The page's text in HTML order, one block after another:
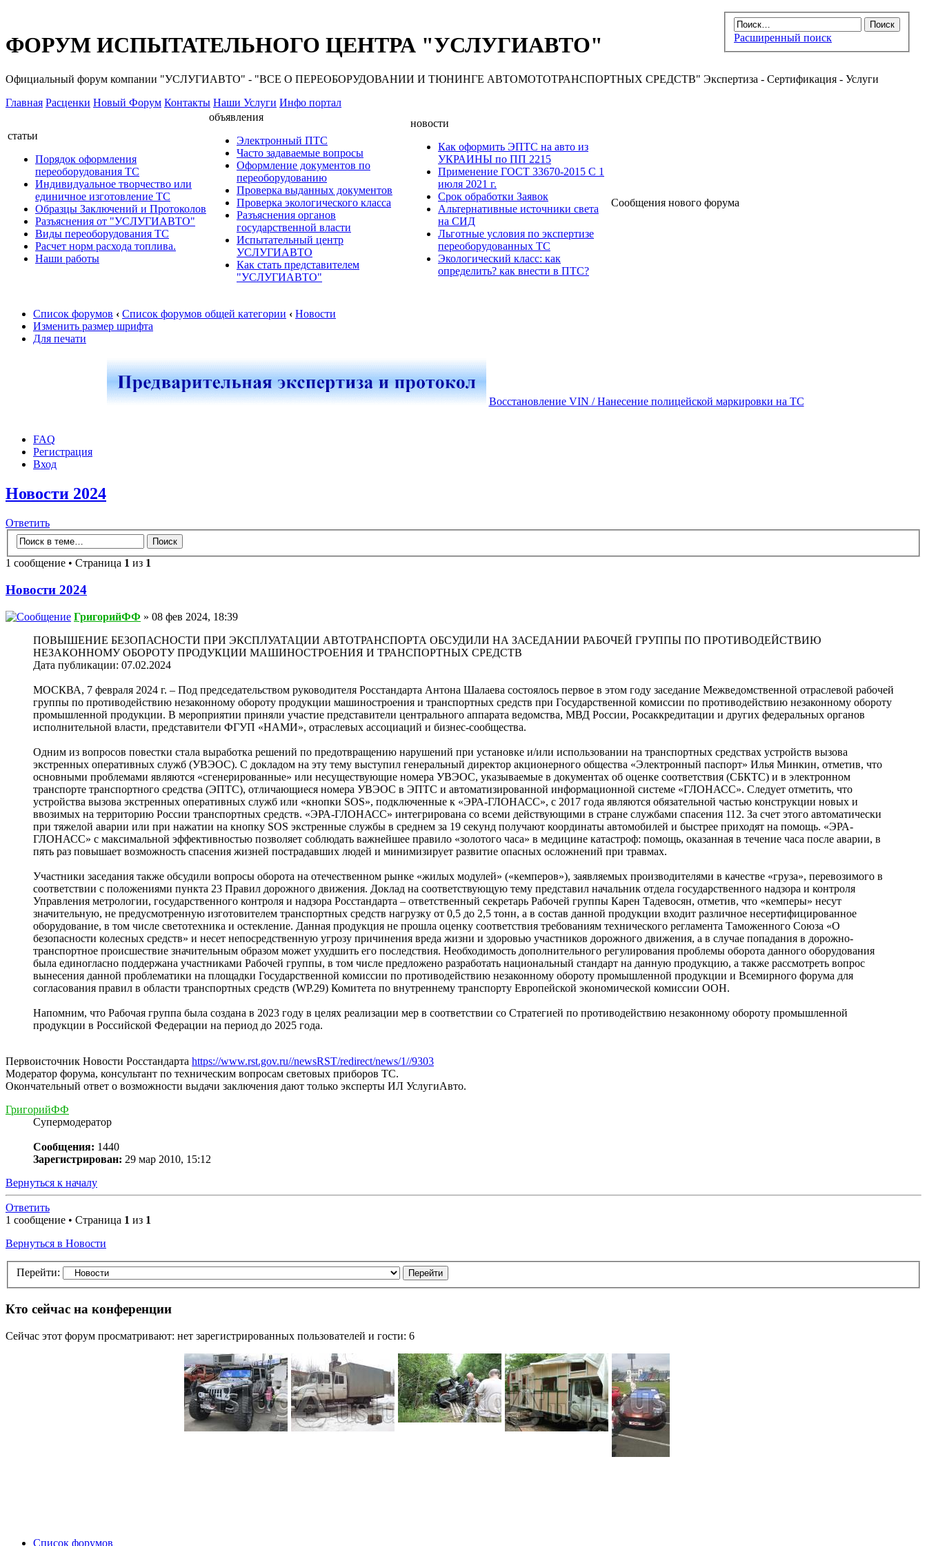
Расширенный поиск
ФОРУМ ИСПЫТАТЕЛЬНОГО ЦЕНТРА "УСЛУГИАВТО"
Официальный форум компании "УСЛУГИАВТО" - "ВСЕ О ПЕРЕОБОРУДОВАНИИ И ТЮНИНГЕ АВТОМОТОТРАНСПОРТНЫХ СРЕДСТВ" Экспертиза - Сертификация - Услуги
Главная Расценки Новый Форум Контакты Наши Услуги Инфо портал
статьи
Порядок оформления
переоборудования ТС
Индивидуальное творчество или
единичное изготовление ТС
Образцы Заключений и Протоколов
Разъяснения от "УСЛУГИАВТО"
Виды переоборудования ТС
Расчет норм расхода топлива.
Наши работы
объявления
Электронный ПТС
Часто задаваемые вопросы
Оформление документов по
переоборудованию
Проверка выданных документов
Проверка экологического класса
Разъяснения органов
государственной власти
Испытательный центр
УСЛУГИАВТО
Как стать представителем
"УСЛУГИАВТО"
новости
Как оформить ЭПТС на авто из
УКРАИНЫ по ПП 2215
Применение ГОСТ 33670-2015 С 1
июля 2021 г.
Срок обработки Заявок
Альтернативные источники света
на СИД
Льготные условия по экспертизе
переоборудованных ТС
Экологический класс: как
определить? как внести в ПТС?
Сообщения нового форума
Список форумов ‹ Список форумов общей категории ‹ Новости
Изменить размер шрифта
Для печати
Восстановление VIN / Нанесение полицейской маркировки на ТС
FAQ
Регистрация
Вход
Новости 2024
Ответить
1 сообщение • Страница 1 из 1
Новости 2024
ГригорийФФ » 08 фев 2024, 18:39
ПОВЫШЕНИЕ БЕЗОПАСНОСТИ ПРИ ЭКСПЛУАТАЦИИ АВТОТРАНСПОРТА ОБСУДИЛИ НА ЗАСЕДАНИИ РАБОЧЕЙ ГРУППЫ ПО ПРОТИВОДЕЙСТВИЮ
НЕЗАКОННОМУ ОБОРОТУ ПРОДУКЦИИ МАШИНОСТРОЕНИЯ И ТРАНСПОРТНЫХ СРЕДСТВ
Дата публикации: 07.02.2024
МОСКВА, 7 февраля 2024 г. – Под председательством руководителя Росстандарта Антона Шалаева состоялось первое в этом году заседание Межведомственной отраслевой рабочей
группы по противодействию незаконному обороту продукции машиностроения и транспортных средств при Государственной комиссии по противодействию незаконному обороту
промышленной продукции. В мероприятии приняли участие представители центрального аппарата ведомства, МВД России, Росаккредитации и других федеральных органов
исполнительной власти, представители ФГУП «НАМИ», отраслевых ассоциаций и бизнес-сообщества.
Одним из вопросов повестки стала выработка решений по предотвращению нарушений при установке и/или использовании на транспортных средствах устройств вызова
экстренных оперативных служб (УВЭОС). С докладом на эту тему выступил генеральный директор акционерного общества «Электронный паспорт» Илья Минкин, отметив, что
основными проблемами являются «сгенерированные» или несуществующие номера УВЭОС, указываемые в документах об оценке соответствия (СБКТС) и в электронном
транспорте транспортного средства (ЭПТС), отличающиеся номера УВЭОС в ЭПТС и автоматизированной информационной системе «ГЛОНАСС». Следует отметить, что
устройства вызова экстренных оперативных служб или «кнопки SOS», подключенные к «ЭРА-ГЛОНАСС», с 2017 года являются обязательной частью конструкции новых и
ввозимых на территорию России транспортных средств. «ЭРА-ГЛОНАСС» интегрирована со всеми действующими в стране службами спасения 112. За счет этого автоматически
при тяжелой аварии или при нажатии на кнопку SOS экстренные службы в среднем за 19 секунд получают координаты автомобилей и быстрее приходят на помощь. «ЭРА-
ГЛОНАСС» с максимальной эффективностью позволяет соблюдать важнейшее правило «золотого часа» в медицине катастроф: помощь, оказанная в течение часа после аварии, в
пять раз повышает возможность спасения жизней пострадавших людей и минимизирует развитие опасных осложнений при травмах.
Участники заседания также обсудили вопросы оборота на отечественном рынке «жилых модулей» («кемперов»), заявляемых производителями в качестве «груза», перевозимого в
соответствии с положениями пункта 23 Правил дорожного движения. Доклад на соответствующую тему представил начальник отдела государственного надзора и контроля
Управления метрологии, государственного контроля и надзора Росстандарта – ответственный секретарь Рабочей группы Карен Тадевосян, отметив, что «кемперы» несут
значительную, не предусмотренную изготовителем транспортных средств нагрузку от 0,5 до 2,5 тонн, а в состав данной продукции входит различное несертифицированное
оборудование, в том числе светотехника и остекление. Данная продукция не прошла оценку соответствия требованиям технического регламента Таможенного Союза «О
безопасности колесных средств» и несет непосредственную угрозу причинения вреда жизни и здоровью участников дорожного движения, а в случае попадания в дорожно-
транспортное происшествие значительным образом может ухудшить его последствия. Необходимость дополнительного регулирования проблемы оборота данного оборудования
была единогласно поддержана участниками Рабочей группы, в том числе предложено разработать национальный стандарт на данную продукцию, а также рассмотреть вопрос
вынесения данной проблематики на площадки Государственной комиссии по противодействию незаконному обороту промышленной продукции и Всемирного форума для
согласования правил в области транспортных средств (WP.29) Комитета по внутреннему транспорту Европейской экономической комиссии ООН.
Напомним, что Рабочая группа была создана в 2023 году в целях реализации мер в соответствии со Стратегией по противодействию незаконному обороту промышленной
продукции в Российской Федерации на период до 2025 года.
Первоисточник Новости Росстандарта https://www.rst.gov.ru//newsRST/redirect/news/1//9303
Модератор форума, консультант по техническим вопросам световых приборов ТС.
Окончательный ответ о возможности выдачи заключения дают только эксперты ИЛ УслугиАвто.
ГригорийФФ
Супермодератор
Сообщения: 1440
Зарегистрирован: 29 мар 2010, 15:12
Вернуться к началу
Ответить
1 сообщение • Страница 1 из 1
Вернуться в Новости
Перейти:
Кто сейчас на конференции
Сейчас этот форум просматривают: нет зарегистрированных пользователей и гости: 6
Список форумов